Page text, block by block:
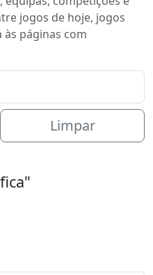
jogos de hoje, jogos
páginas com
Limpar